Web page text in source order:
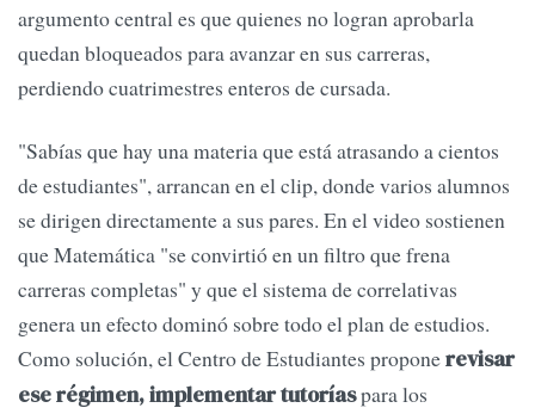
argumento central es que quienes no logran aprobarla
quedan bloqueados para avanzar en sus carreras,
perdiendo cuatrimestres enteros de cursada.
"Sabías que hay una materia que está atrasando a cientos
de estudiantes", arrancan en el clip, donde varios alumnos
se dirigen directamente a sus pares. En el video sostienen
que Matemática "se convirtió en un filtro que frena
carreras completas" y que el sistema de correlativas
genera un efecto dominó sobre todo el plan de estudios.
Como solución, el Centro de Estudiantes proponerevisar
ese régimen, implementar tutoríaspara los